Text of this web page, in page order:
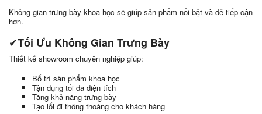
Không gian trưng bày khoa học sẽ giúp sản phẩm nổi bật và dễ tiếp cận
hơn.
✔Tối Ưu Không Gian Trưng Bày
Thiết kế showroom chuyên nghiệp giúp:
Bố trí sản phẩm khoa học
Tận dụng tối đa diện tích
Tăng khả năng trưng bày
Tạo lối đi thông thoáng cho khách hàng